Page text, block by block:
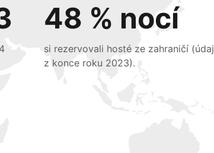
48 % nocí
si rezervovali hosté ze zahraničí (údaj
z konce roku 2023).